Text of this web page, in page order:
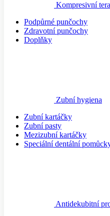
Kompresivní
Podpůrné punčochy
Zdravotní punčochy
Doplňky
Zubní hygiena
Zubní kartáčky
Zubní pasty
Mezizubní kartáčky
Speciální dentální
Antidekubitní